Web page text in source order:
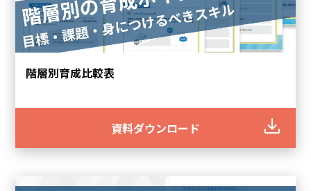
アセスメント
一人ひとりのビジネススキルを可視化できる診断テスト
階層別育成比較表
資料ダウンロード